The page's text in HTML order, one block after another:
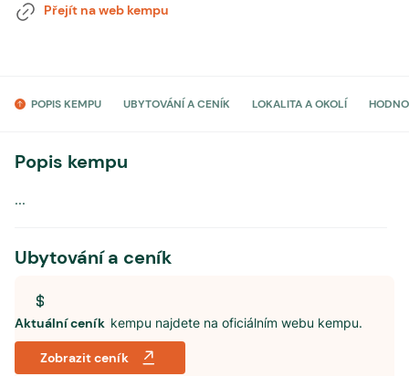
Přejít na web kempu
POPIS KEMPU UBYTOVÁNÍ A CENÍK LOKALITA A OKOLÍ
Popis kempu
...
Ubytování a ceník
Aktuální ceník kempu najdete na oficiálním webu kempu.
Zobrazit ceník